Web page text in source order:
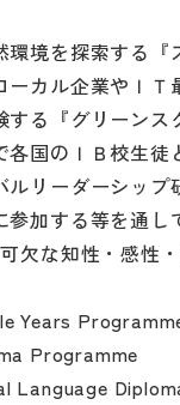
環境を探索する『
ーカル企業やＩＴ
る『グリーンス
各国のＩＢ校生徒
ルリーダーシップ
参加する等を通し
欠な知性・感性
Years
Programme
Language